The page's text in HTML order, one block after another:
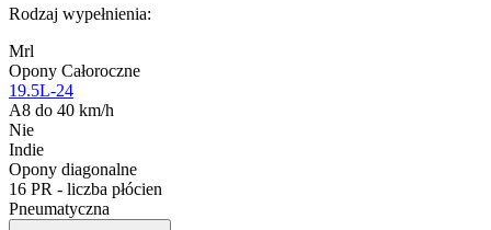
Rodzaj wypełnienia:
Mrl
Opony Całoroczne
19.5L-24
A8 do 40 km/h
Nie
Indie
Opony diagonalne
16 PR - liczba płócien
Pneumatyczna